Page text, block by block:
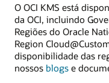
O OCI KMS está
da OCI, incluindo
Regiões do Oracle
Region
disponibilidade das
nossos blogs e